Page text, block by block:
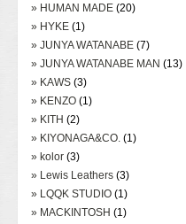
» HUMAN MADE (20)
» HYKE (1)
» JUNYA WATANABE (7)
» JUNYA WATANABE MAN (13)
» KAWS (3)
» KENZO (1)
» KITH (2)
» KIYONAGA&CO. (1)
» kolor (3)
» Lewis Leathers (3)
» LQQK STUDIO (1)
» MACKINTOSH (1)